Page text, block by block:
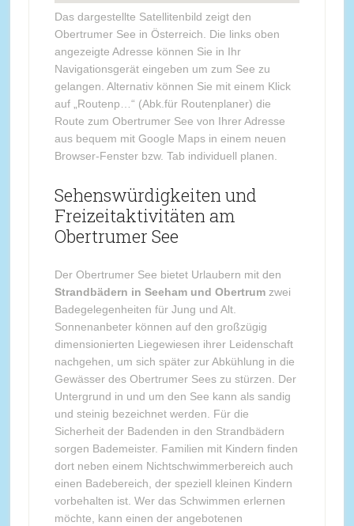
Das dargestellte Satellitenbild zeigt den
Obertrumer See in Österreich. Die links oben
angezeigte Adresse können Sie in Ihr
Navigationsgerät eingeben um zum See zu
gelangen. Alternativ können Sie mit einem Klick
auf „Routenp…“ (Abk.für Routenplaner) die
Route zum Obertrumer See von Ihrer Adresse
aus bequem mit Google Maps in einem neuen
Browser-Fenster bzw. Tab individuell planen.
Sehenswürdigkeiten und
Freizeitaktivitäten am
Obertrumer See
Der Obertrumer See bietet Urlaubern mit den
Strandbädern in Seeham und Obertrumzwei
Badegelegenheiten für Jung und Alt.
Sonnenanbeter können auf den großzügig
dimensionierten Liegewiesen ihrer Leidenschaft
nachgehen, um sich später zur Abkühlung in die
Gewässer des Obertrumer Sees zu stürzen. Der
Untergrund in und um den See kann als sandig
und steinig bezeichnet werden. Für die
Sicherheit der Badenden in den Strandbädern
sorgen Bademeister. Familien mit Kindern finden
dort neben einem Nichtschwimmerbereich auch
einen Badebereich, der speziell kleinen Kindern
vorbehalten ist. Wer das Schwimmen erlernen
möchte, kann einen der angebotenen